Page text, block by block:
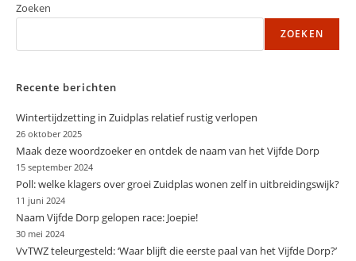
Neus
Zoeken
ZOEKEN
Recente berichten
Wintertijdzetting in Zuidplas relatief rustig verlopen
26 oktober 2025
Maak deze woordzoeker en ontdek de naam van het Vijfde Dorp
15 september 2024
Poll: welke klagers over groei Zuidplas wonen zelf in uitbreidingswijk?
11 juni 2024
Naam Vijfde Dorp gelopen race: Joepie!
30 mei 2024
VvTWZ teleurgesteld: ‘Waar blijft die eerste paal van het Vijfde Dorp?’